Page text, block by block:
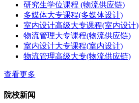
研究生学位课程 (物流供应链)
多媒体大专课程(多媒体设计)
室内设计高级大专课程(室内设计)
物流管理大专课程(物流供应链)
室内设计大专课程(室内设计)
物流管理高级大专(物流供应链)
查看更多
院校新闻